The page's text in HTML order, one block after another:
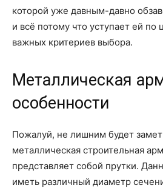
которой уже давным-давно
и всё потому что уступает ей по
важных критериев выбора.
Металлическая
особенности
Пожалуй, не лишним будет
металлическая строительная
представляет собой прутки.
иметь различный диаметр